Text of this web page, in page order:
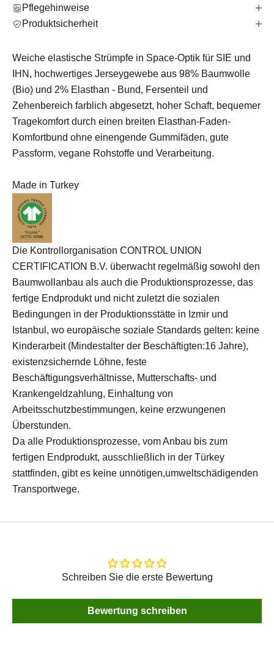
Pflegehinweise
Produktsicherheit
Weiche elastische Strümpfe in Space-Optik für SIE und
IHN, hochwertiges Jerseygewebe aus 98% Baumwolle
(Bio) und 2% Elasthan - Bund, Fersenteil und
Zehenbereich farblich abgesetzt, hoher Schaft, bequemer
Tragekomfort durch einen breiten Elasthan-Faden-
Komfortbund ohne einengende Gummifäden, gute
Passform, vegane Rohstoffe und Verarbeitung.
Made in Turkey
Die Kontrollorganisation CONTROL UNION
CERTIFICATION B.V. überwacht regelmäßig sowohl den
Baumwollanbau als auch die Produktionsprozesse, das
fertige Endprodukt und nicht zuletzt die sozialen
Bedingungen in der Produktionsstätte in Izmir und
Istanbul, wo europäische soziale Standards gelten: keine
Kinderarbeit (Mindestalter der Beschäftigten:16 Jahre),
existenzsichernde Löhne, feste
Beschäftigungsverhältnisse, Mutterschafts- und
Krankengeldzahlung, Einhaltung von
Arbeitsschutzbestimmungen, keine erzwungenen
Überstunden.
Da alle Produktionsprozesse, vom Anbau bis zum
fertigen Endprodukt, ausschließlich in der Türkey
stattfinden, gibt es keine unnötigen,umweltschädigenden
Transportwege.
Schreiben Sie die erste Bewertung
Bewertung schreiben